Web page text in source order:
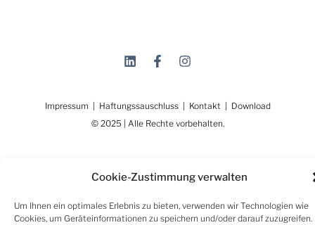
Cookie-Zustimmung verwalten
Um Ihnen ein optimales Erlebnis zu bieten, verwenden wir Technologien wie
Cookies, um Geräteinformationen zu speichern und/oder darauf zuzugreifen.
Rückblick auf den ersten Workshop